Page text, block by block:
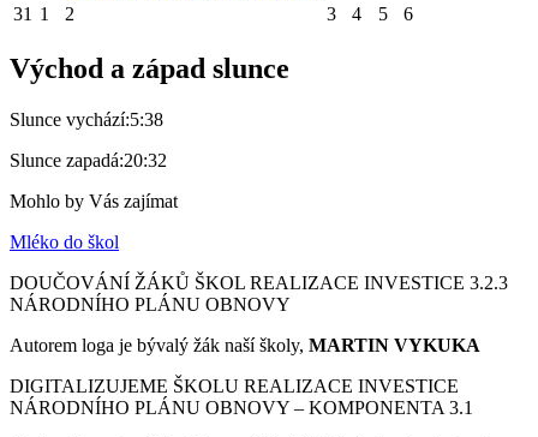
31 1 2 3 4 5 6
Východ a západ slunce
Slunce vychází:5:38
Slunce zapadá:20:32
Mohlo by Vás zajímat
Mléko do škol
DOUČOVÁNÍ ŽÁKŮ ŠKOL REALIZACE INVESTICE 3.2.3
NÁRODNÍHO PLÁNU OBNOVY
Autorem loga je bývalý žák naší školy, MARTIN VYKUKA
DIGITALIZUJEME ŠKOLU REALIZACE INVESTICE
NÁRODNÍHO PLÁNU OBNOVY – KOMPONENTA 3.1